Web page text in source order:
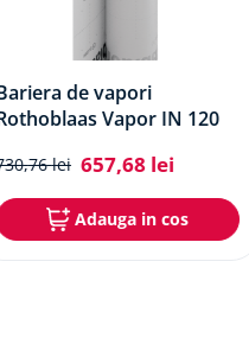
de vapori
Vapor IN 120
,76 lei 657,68 lei
Adauga in cos